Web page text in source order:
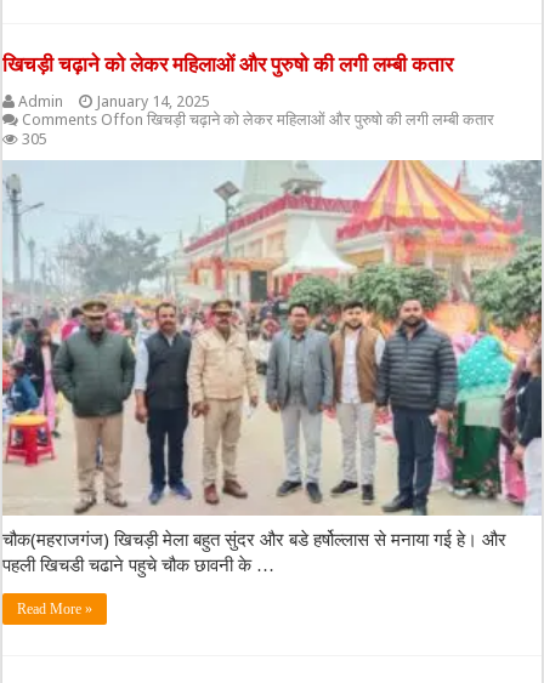
खिचड़ी चढ़ाने को लेकर महिलाओं और पुरुषो की लगी लम्बी कतार
Admin
January 14, 2025
Comments Offon खिचड़ी चढ़ाने को लेकर महिलाओं और पुरुषो की लगी लम्बी कतार
305
चौक(महराजगंज) खिचड़ी मेला बहुत सुंदर और बडे हर्षोल्लास से मनाया गई हे। और
पहली खिचडी चढाने पहुचे चौक छावनी के …
Read More »